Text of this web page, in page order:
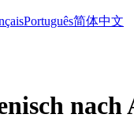
Português简体中文
nach